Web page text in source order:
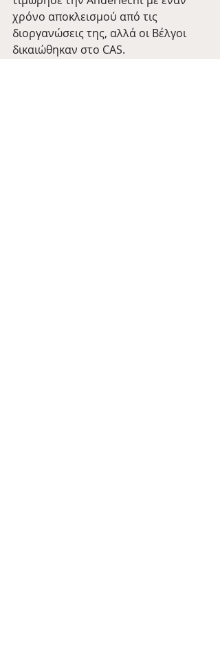
χρόνο αποκλεισμού από τις
διοργανώσεις της, αλλά οι Βέλγοι
δικαιώθηκαν στο CAS.